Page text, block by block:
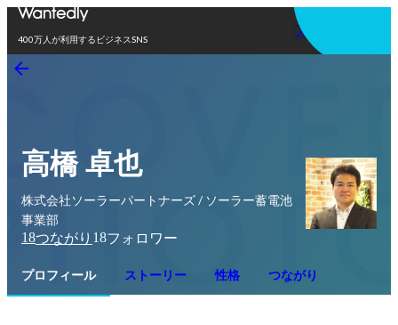
400万人が利用するビジネスSNS
アプリを使う
高橋 卓也
株式会社ソーラーパートナーズ / ソーラー蓄電池
事業部
18つながり 18フォロワー
プロフィール ストーリー 性格 つながり